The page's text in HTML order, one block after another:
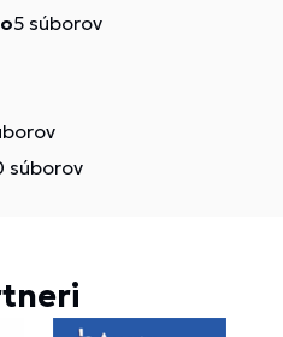
5 súborov
súborov